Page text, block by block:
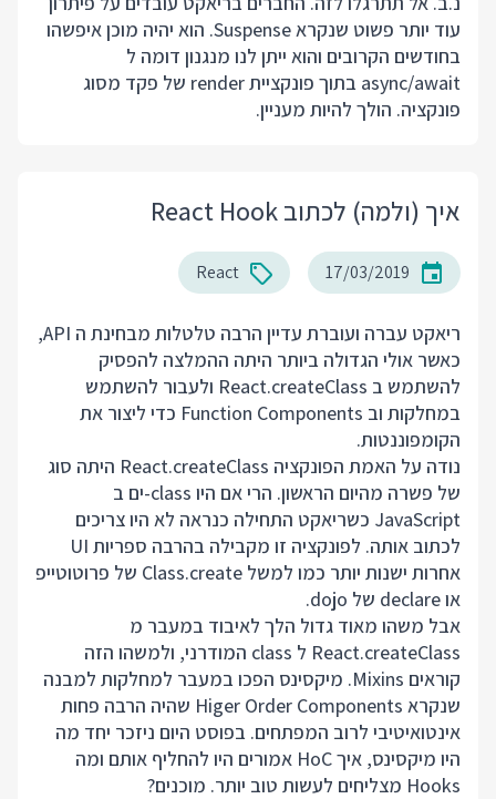
עוד יותר פשוט שנקרא Suspense. הוא יהיה מוכן איפשהו
בחודשים הקרובים והוא ייתן לנו מנגנון דומה ל
async/await בתוך פונקציית render של פקד מסוג
פונקציה. הולך להיות מעניין.
איך (ולמה) לכתוב React Hook
17/03/2019
React
ריאקט עברה ועוברת עדיין הרבה טלטלות מבחינת ה API,
כאשר אולי הגדולה ביותר היתה ההמלצה להפסיק
להשתמש ב React.createClass ולעבור להשתמש
במחלקות וב Function Components כדי ליצור את
הקומפוננטות.
נודה על האמת הפונקציה React.createClass היתה סוג
של פשרה מהיום הראשון. הרי אם היו class-ים ב
JavaScript כשריאקט התחילה כנראה לא היו צריכים
לכתוב אותה. לפונקציה זו מקבילה בהרבה ספריות UI
אחרות ישנות יותר כמו למשל Class.create של פרוטוטייפ
או declare של dojo.
אבל משהו מאוד גדול הלך לאיבוד במעבר מ
React.createClass ל class המודרני, ולמשהו הזה
קוראים Mixins. מיקסינס הפכו במעבר למחלקות למבנה
שנקרא Higer Order Components שהיה הרבה פחות
אינטואיטיבי לרוב המפתחים. בפוסט היום ניזכר יחד מה
היו מיקסינס, איך HoC אמורים היו להחליף אותם ומה
Hooks מצליחים לעשות טוב יותר. מוכנים?